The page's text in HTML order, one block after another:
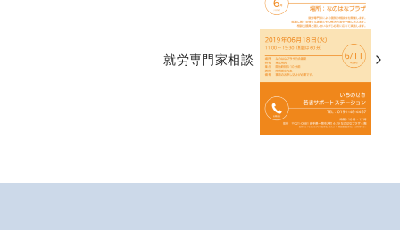
就労専門家相談